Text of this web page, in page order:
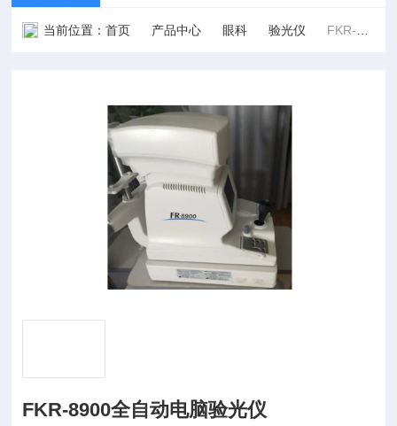
当前位置：首页 产品中心 眼科 验光仪 FKR-8900全自动电脑验光仪
FKR-8900全自动电脑验光仪